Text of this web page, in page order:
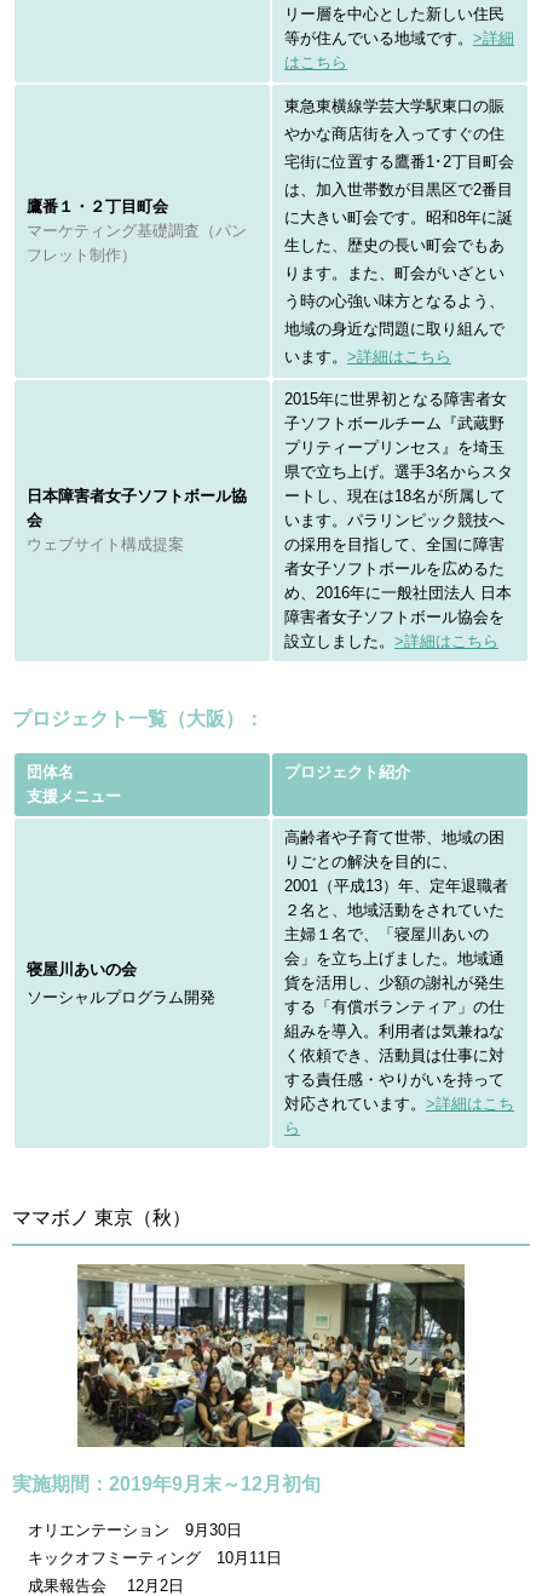
リー層を中心とした新しい住民
等が住んでいる地域です。 >詳細
はこちら
鷹番１・２丁目町会
マーケティング基礎調査（パン
フレット制作）
東急東横線学芸大学駅東口の賑
やかな商店街を入ってすぐの住
宅街に位置する鷹番1･2丁目町会
は、加入世帯数が目黒区で2番目
に大きい町会です。昭和8年に誕
生した、歴史の長い町会でもあ
ります。また、町会がいざとい
う時の心強い味方となるよう、
地域の身近な問題に取り組んで
います。 >詳細はこちら
日本障害者女子ソフトボール協
会
ウェブサイト構成提案
2015年に世界初となる障害者女
子ソフトボールチーム『武蔵野
プリティープリンセス』を埼玉
県で立ち上げ。選手3名からスタ
ートし、現在は18名が所属して
います。パラリンピック競技へ
の採用を目指して、全国に障害
者女子ソフトボールを広めるた
め、2016年に一般社団法人 日本
障害者女子ソフトボール協会を
設立しました。 >詳細はこちら
プロジェクト一覧（大阪）：
団体名
支援メニュー
プロジェクト紹介
寝屋川あいの会
ソーシャルプログラム開発
高齢者や子育て世帯、地域の困
りごとの解決を目的に、
2001（平成13）年、定年退職者
２名と、地域活動をされていた
主婦１名で、「寝屋川あいの
会」を立ち上げました。地域通
貨を活用し、少額の謝礼が発生
する「有償ボランティア」の仕
組みを導入。利用者は気兼ねな
く依頼でき、活動員は仕事に対
する責任感・やりがいを持って
対応されています。 >詳細はこち
ら
ママボノ 東京（秋）
実施期間：2019年9月末～12月初旬
オリエンテーション 9月30日
キックオフミーティング 10月11日
成果報告会 12月2日